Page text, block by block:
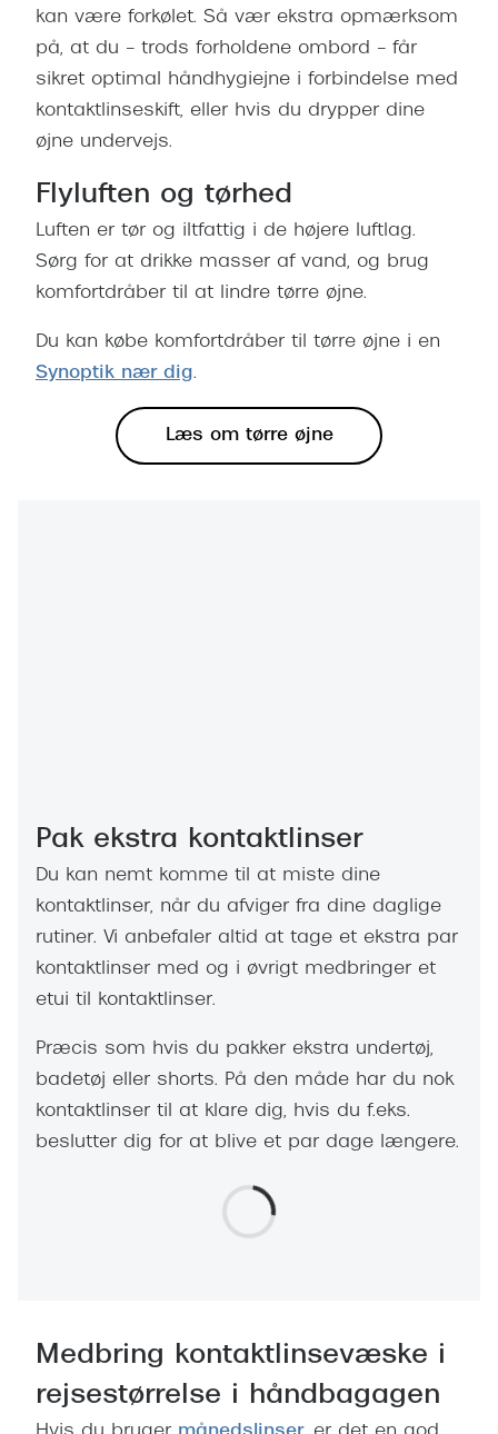
kan være forkølet. Så vær ekstra opmærksom
på, at du – trods forholdene ombord – får
sikret optimal håndhygiejne i forbindelse med
kontaktlinseskift, eller hvis du drypper dine
øjne undervejs.
Flyluften og tørhed
Luften er tør og iltfattig i de højere luftlag.
Sørg for at drikke masser af vand, og brug
komfortdråber til at lindre tørre øjne.
Du kan købe komfortdråber til tørre øjne i en
Synoptik nær dig.
Læs om tørre øjne
Pak ekstra kontaktlinser
Du kan nemt komme til at miste dine
kontaktlinser, når du afviger fra dine daglige
rutiner. Vi anbefaler altid at tage et ekstra par
kontaktlinser med og i øvrigt medbringer et
etui til kontaktlinser.
Præcis som hvis du pakker ekstra undertøj,
badetøj eller shorts. På den måde har du nok
kontaktlinser til at klare dig, hvis du f.eks.
beslutter dig for at blive et par dage længere.
Medbring kontaktlinsevæske i
rejsestørrelse i håndbagagen